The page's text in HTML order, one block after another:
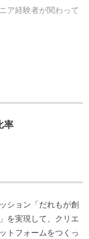
ア経験者が関わって
ワークフローの標準
して、エンジニアリ
いる
するメンバーが中心
の成果を随時確認し
を柔軟に調整する形
率
ション「だれもが創
を実現して、クリエ
トフォームをつくっ